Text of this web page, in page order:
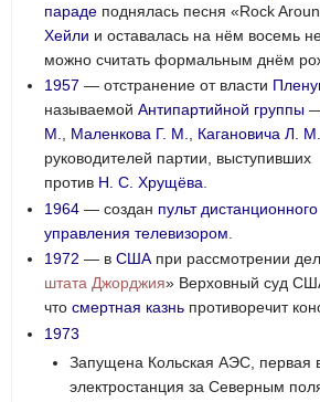
параде поднялась песня «Rock
Хейли и оставалась на нём восемь
можно считать формальным днём
1957 — отстранение от власти
называемойАнтипартийной группы
М., Маленкова Г. М., Кагановича Л. М.
руководителей партии, выступивших
против Н. С. Хрущёва.
1964 — создан пульт дистанционного
управления телевизором
1972 — вСША при рассмотрении
штата Джорджия» Верховный суд
чтосмертная казнь противоречит
1973
Запущена Кольская АЭС, первая
электростанция за Северным